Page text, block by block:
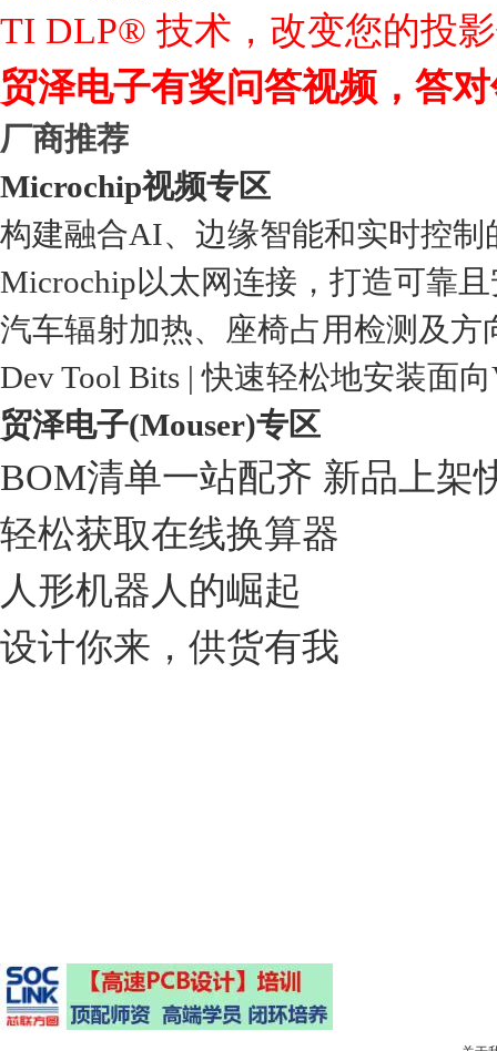
TI DLP® 技术，改变您的投
贸泽电子有奖问答视频，答
厂商推荐
Microchip视频专区
构建融合AI、边缘智能和实时控制
Microchip以太网连接，打造可靠
汽车辐射加热、座椅占用检测及
Dev Tool Bits | 快速轻松地安装面
贸泽电子(Mouser)专区
BOM清单一站配齐 新品上架
轻松获取在线换算器
人形机器人的崛起
设计你来，供货有我